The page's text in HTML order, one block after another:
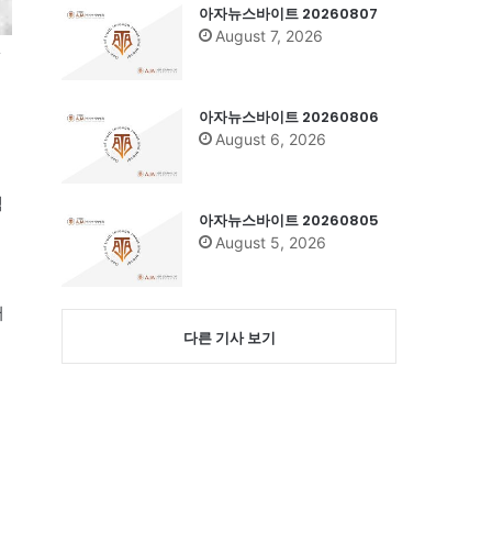
아자뉴스바이트 20260807
August 7, 2026
아자뉴스바이트 20260806
August 6, 2026
아자뉴스바이트 20260805
August 5, 2026
다른 기사 보기